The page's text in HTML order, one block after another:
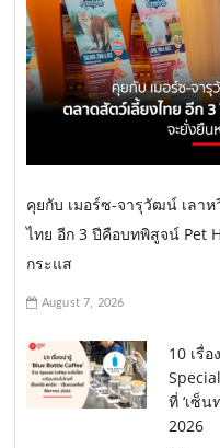
คุยกับ เมอร์ซ-จารุวัฒน์ เลา
ไทย อีก 3 ปีคือบทพิสูจน์ Pet
กระแส
August 7, 2026
10 เรื่
ที่ ‘เซ็น
2026